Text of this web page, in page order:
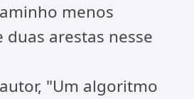
menos
arestas nesse
"Um algoritmo